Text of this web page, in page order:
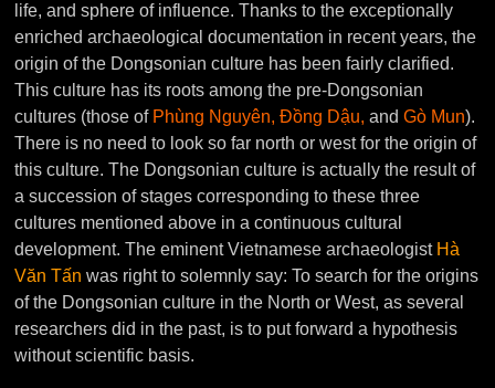
life, and sphere of influence. Thanks to the exceptionally
enriched archaeological documentation in recent years, the
origin of the Dongsonian culture has been fairly clarified.
This culture has its roots among the pre-Dongsonian
cultures (those of Phùng Nguyên, Ðồng Dậu, andGò Mun).
There is no need to look so far north or west for the origin of
this culture. The Dongsonian culture is actually the result of
a succession of stages corresponding to these three
cultures mentioned above in a continuous cultural
development. The eminent Vietnamese archaeologist Hà
Văn Tấn was right to solemnly say: To search for the origins
of the Dongsonian culture in the North or West, as several
researchers did in the past, is to put forward a hypothesis
without scientific basis.